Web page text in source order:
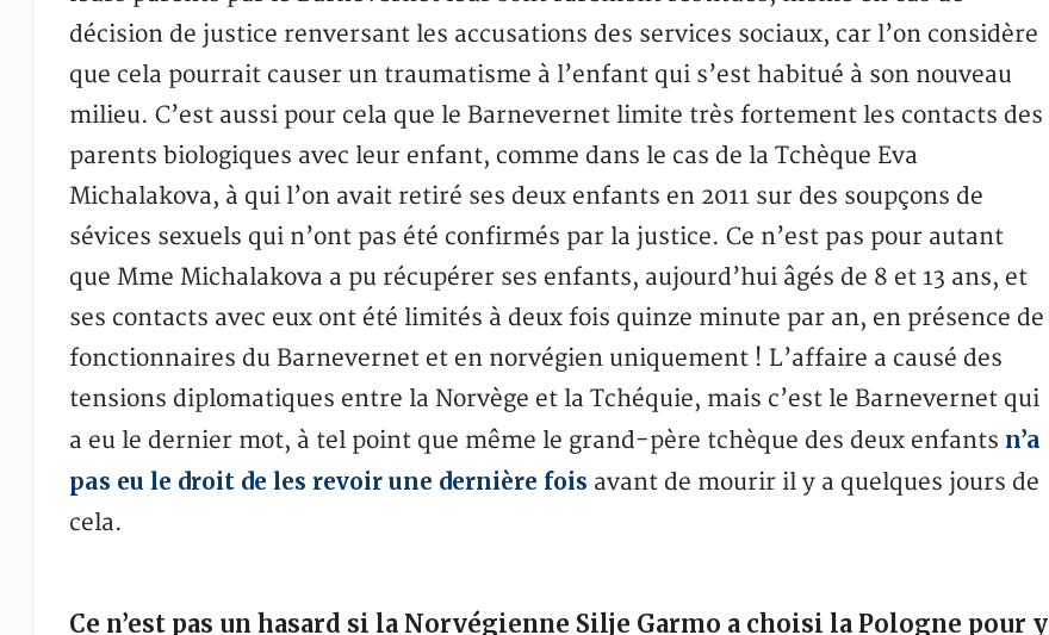
décision de justice renversant les accusations des services sociaux, car l’on considère
que cela pourrait causer un traumatisme à l’enfant qui s’est habitué à son nouveau
milieu. C’est aussi pour cela que le Barnevernet limite très fortement les contacts des
parents biologiques avec leur enfant, comme dans le cas de la Tchèque Eva
Michalakova, à qui l’on avait retiré ses deux enfants en 2011 sur des soupçons de
sévices sexuels qui n’ont pas été confirmés par la justice. Ce n’est pas pour autant
que Mme Michalakova a pu récupérer ses enfants, aujourd’hui âgés de 8 et 13 ans, et
ses contacts avec eux ont été limités à deux fois quinze minute par an, en présence de
fonctionnaires du Barnevernet et en norvégien uniquement ! L’affaire a causé des
tensions diplomatiques entre la Norvège et la Tchéquie, mais c’est le Barnevernet qui
a eu le dernier mot, à tel point que même le grand-père tchèque des deux enfants n’a
pas eu le droit de les revoir une dernière fois avant de mourir il y a quelques jours de
cela.
Ce n’est pas un hasard si la Norvégienne Silje Garmo a choisi la Pologne pour y